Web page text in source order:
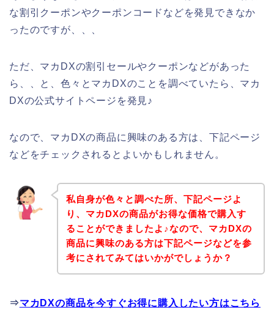
な割引クーポンやクーポンコードなどを発見できなか
ったのですが、、、
ただ、マカDXの割引セールやクーポンなどがあった
ら、、と、色々とマカDXのことを調べていたら、マカ
DXの公式サイトページを発見♪
なので、マカDXの商品に興味のある方は、下記ページ
などをチェックされるとよいかもしれません。
私自身が色々と調べた所、下記ページよ
り、マカDXの商品がお得な価格で購入す
ることができましたよ♪なので、マカDXの
商品に興味のある方は下記ページなどを参
考にされてみてはいかがでしょうか？
⇒マカDXの商品を今すぐお得に購入したい方はこちら